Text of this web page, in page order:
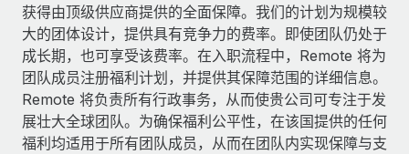
服务
咨询专家
获得全球人力资源与合规方面的专家帮助
背景调查
简化候选人筛选流程
Remote Build 即将推出
集成与人工智能自动化咨询
案例研究
薪金与人才洞察
洞察中心
获得支持
查看全部资源
获得由顶级供应商提供的全面保障。我们的计划为规模较
大的团体设计，提供具有竞争力的费率。即使团队仍处于
成长期，也可享受该费率。在入职流程中，Remote 将为
团队成员注册福利计划，并提供其保障范围的详细信息。
Remote 将负责所有行政事务，从而使贵公司可专注于发
展壮大全球团队。为确保福利公平性，在该国提供的任何
福利均适用于所有团队成员，从而在团队内实现保障与支